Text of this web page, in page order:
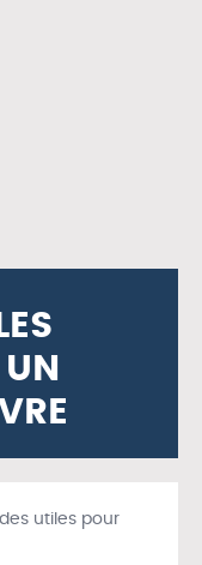
utiles pour